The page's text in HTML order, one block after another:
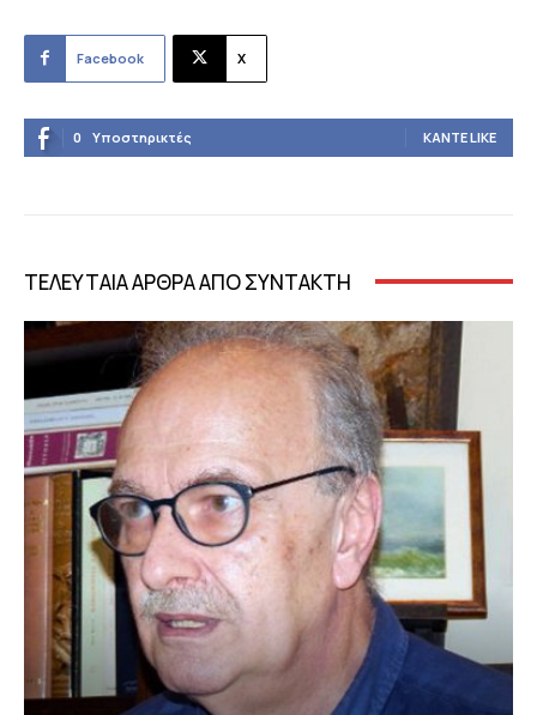
Facebook X
0 Υποστηρικτές ΚΆΝΤΕ LIKE
ΤΕΛΕΥΤΑΙΑ ΑΡΘΡΑ ΑΠΟ ΣΥΝΤΑΚΤΗ